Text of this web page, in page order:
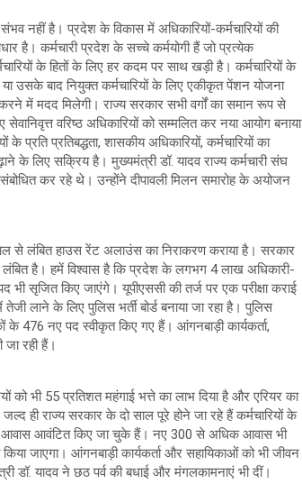
नहीं है। प्रदेश के विकास में अधिकारियों-कर्मचारियों की
है। कर्मचारी प्रदेश के सच्चे कर्मयोगी हैं जो प्रत्येक
के हितों के लिए हर कदम पर साथ खड़ी है। कर्मचारियों के
उसके बाद नियुक्त कर्मचारियों के लिए एकीकृत पेंशन योजना
में मदद मिलेगी। राज्य सरकार सभी वर्गों का समान रूप से
वरिष्ठ अधिकारियों को सम्मलित कर नया आयोग बनाया
प्रतिबद्धता, शासकीय अधिकारियों, कर्मचारियों का
के लिए सक्रिय है। मुख्यमंत्री डॉ. यादव राज्य कर्मचारी संघ
संबोधित कर रहे थे। उन्होंने दीपावली मिलन समारोह के अयोजन
से लंबित हाउस रेंट अलाउंस का निराकरण कराया है। सरकार
लंबित है। हमें विश्वास है कि प्रदेश के लगभग 4 लाख अधिकारी-
भी सृजित किए जाएंगे। यूपीएससी की तर्ज पर एक परीक्षा कराई
लाने के लिए पुलिस भर्ती बोर्ड बनाया जा रहा है। पुलिस
के 476 नए पद स्वीकृत किए गए हैं। आंगनबाड़ी कार्यकर्ता,
रही हैं।
को भी 55 प्रतिशत महंगाई भत्ते का लाभ दिया है और एरियर का
ही राज्य सरकार के दो साल पूरे होने जा रहे हैं कर्मचारियों के
आवास आवंटित किए जा चुके हैं। नए 300 से अधिक आवास भी
जाएगा। आंगनबाड़ी कार्यकर्ता और सहायिकाओं को भी जीवन
डॉ. यादव ने छठ पर्व की बधाई और मंगलकामनाएं भी दीं।